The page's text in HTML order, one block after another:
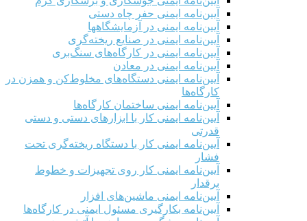
آیین‌نامه ایمنی حفر چاه دستی
آیین‌نامه ایمنی در آزمایشگاهها
آیین‌نامه ایمنی در صنایع ریخته‌گری
آیین‌نامه ایمنی در کارگاه‌های سنگ‌بری
آیین‌نامه ایمنی در معادن
آیین‌نامه ایمنی دستگاه‌های مخلوط‌کن و همزن در
کارگاه‌ها
آیین‌نامه ایمنی ساختمان کارگاه‌ها
آیین‌نامه ایمنی کار با ابزارهای دستی و دستی
قدرتی
آیین‌نامه ایمنی کار با دستگاه ریخته‌گری تحت
فشار
آیین‌نامه ایمنی کار روی تجهیزات و خطوط
برقدار
آیین‌نامه ایمنی ماشین‌های افزار
آیین‌نامه بکارگیری مسئول ایمنی در کارگاه‌ها